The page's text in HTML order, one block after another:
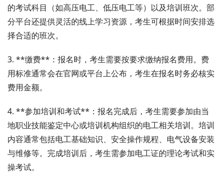
的考试科目（如高压电工、低压电工等）以及培训班次。部
分平台还提供灵活的线上学习资源，考生可根据时间安排选
择合适的班次。
3. **缴费**：报名时，考生需要按要求缴纳报名费用。费
用标准通常会在官网或平台上公布，考生在报名时务必核实
费用金额。
4. **参加培训和考试**：报名完成后，考生需要参加由当
地职业技能鉴定中心或培训机构组织的电工相关培训。培训
内容通常包括电工基础知识、安全操作规程、电气设备安装
与维修等。完成培训后，考生需参加电工证的理论考试和实
操考试。